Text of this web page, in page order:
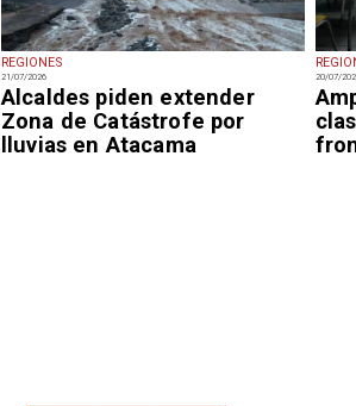
REGIONES
21/07/2026
Alcaldes piden extender
Zona de Catástrofe por
lluvias en Atacama
20/07/